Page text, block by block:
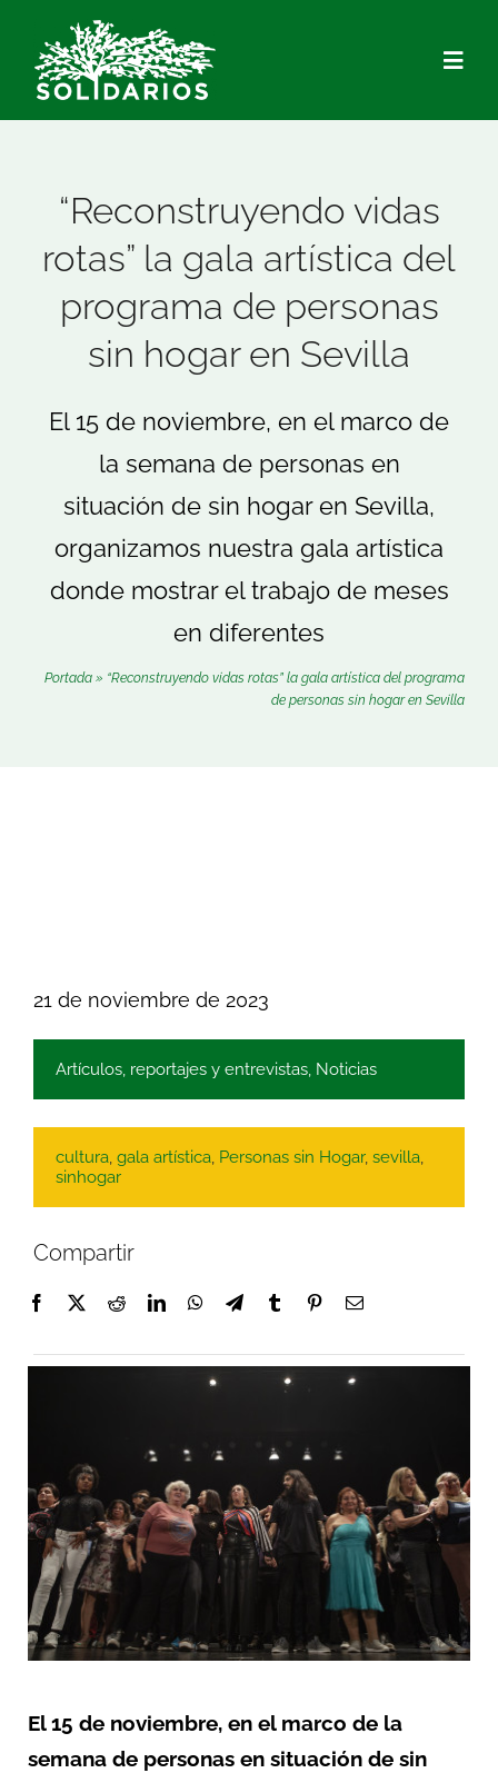
contenido
Qué hacemos
Actualidad
Hazte Socio/a
Buscar:
“Reconstruyendo vidas
rotas” la gala artística del
programa de personas
sin hogar en Sevilla
El 15 de noviembre, en el marco de
la semana de personas en
situación de sin hogar en Sevilla,
organizamos nuestra gala artística
donde mostrar el trabajo de meses
en diferentes
Portada » “Reconstruyendo vidas rotas” la gala artística del programa
de personas sin hogar en Sevilla
21 de noviembre de 2023
Artículos, reportajes y entrevistas, Noticias
cultura, gala artística, Personas sin Hogar, sevilla,
sinhogar
Compartir
El 15 de noviembre, en el marco de la
semana de personas en situación de sin